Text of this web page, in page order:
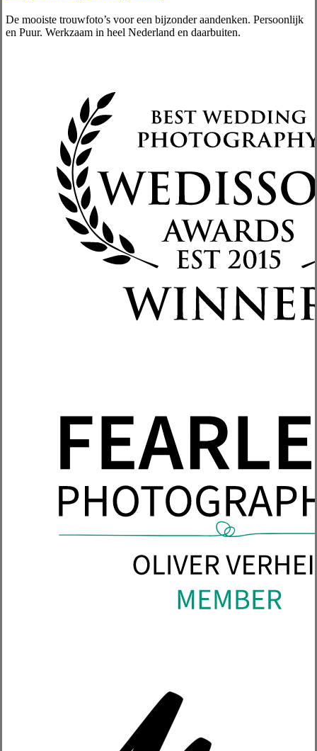
De mooiste trouwfoto’s voor een bijzonder aandenken. Persoonlijk
en Puur. Werkzaam in heel Nederland en daarbuiten.